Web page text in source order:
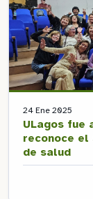
24 Ene 2025
ULagos fue
reconoce el
de salud